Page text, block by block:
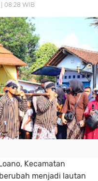
| 08:28 WIB
Kecamatan
menjadi lautan